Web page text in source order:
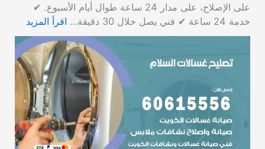
على الإصلاح، على مدار 24 ساعة طوال أيام الأسبوع. ✔
خدمة 24 ساعة ✔ فني يصل خلال 30 دقيقة…
اقرأ المزيد